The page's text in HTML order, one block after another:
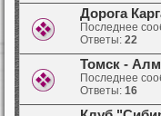
Дорога
Последнее
Ответы: 22
Томск -
Последнее
Ответы: 16